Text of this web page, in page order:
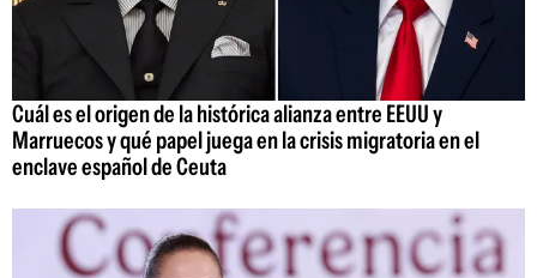
Cuál es el origen de la histórica alianza entre EEUU y
Marruecos y qué papel juega en la crisis migratoria en el
enclave español de Ceuta